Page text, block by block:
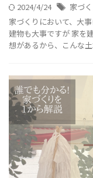
2024/4/24 家づ
家づくりにおいて、大
建物も大事ですが 家を
想があるから、こんな